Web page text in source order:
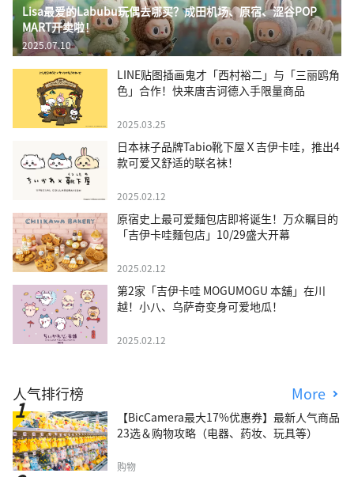
Lisa最爱的Labubu玩偶去哪买？成田机场、原宿、涩谷POP
MART开卖啦！
2025.07.10
LINE贴图插画鬼才「西村裕二」与「三丽鸥角
色」合作！快来唐吉诃德入手限量商品
2025.03.25
日本袜子品牌Tabio靴下屋Ｘ吉伊卡哇，推出4
款可爱又舒适的联名袜！
2025.02.12
原宿史上最可爱麵包店即将诞生！万众瞩目的
「吉伊卡哇麵包店」10/29盛大开幕
2025.02.12
第2家「吉伊卡哇 MOGUMOGU 本舖」在川
越！小八、乌萨奇变身可爱地瓜！
2025.02.12
人气排行榜 More
【BicCamera最大17%优惠券】最新人气商品
23选＆购物攻略（电器、药妆、玩具等）
购物